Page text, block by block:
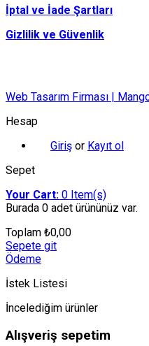
İptal ve İade Şartları
Gizlilik ve Güvenlik
Web Tasarım Firması |
Hesap
Giriş or Kayıt ol
Sepet
Your Cart: 0 Item(s)
Burada 0 adet ürününüz var.
Toplam ₺0,00
Sepete git
Ödeme
İstek Listesi
İncelediğim ürünler
Alışveriş sepetim